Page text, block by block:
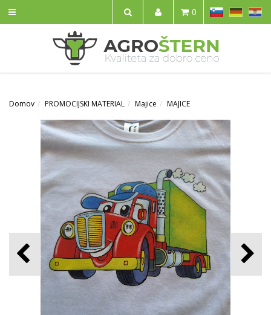
IŠČI
SL HR
0
Domov PROMOCIJSKI MATERIAL Majice MAJICE